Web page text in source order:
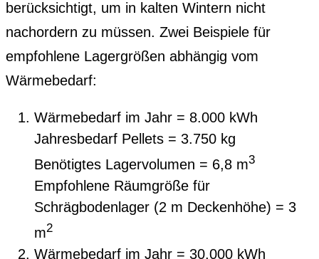
berücksichtigt, um in kalten Wintern nicht
nachordern zu müssen. Zwei Beispiele für
empfohlene Lagergrößen abhängig vom
Wärmebedarf:
Wärmebedarf im Jahr = 8.000 kWh
Jahresbedarf Pellets = 3.750 kg
Benötigtes Lagervolumen = 6,8 m3
Empfohlene Räumgröße für
Schrägbodenlager (2 m Deckenhöhe) = 3
m2
Wärmebedarf im Jahr = 30.000 kWh